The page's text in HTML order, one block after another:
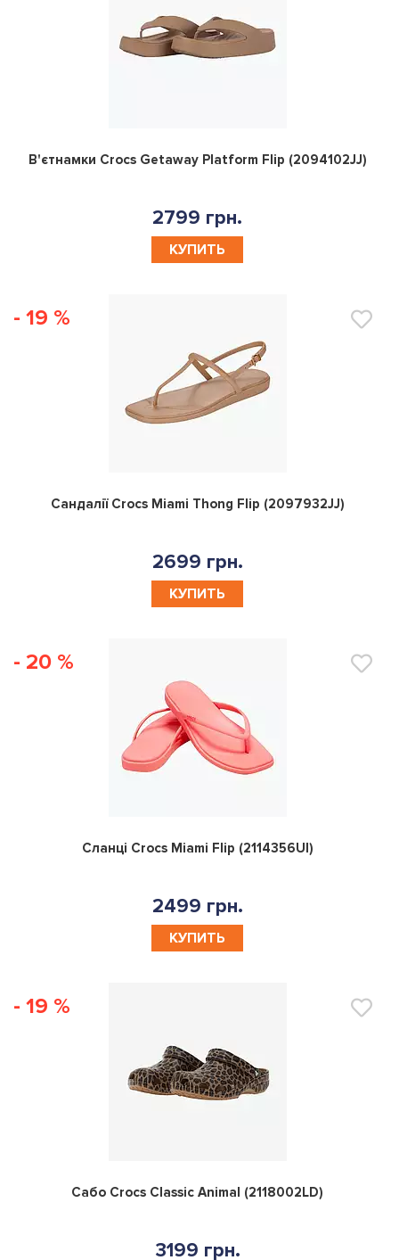
0
В'єтнамки Crocs Getaway Platform Flip (2094102JJ)
2799 грн.
КУПИТЬ
- 19 %
0
Сандалії Crocs Miami Thong Flip (2097932JJ)
2699 грн.
КУПИТЬ
- 20 %
0
Сланці Crocs Miami Flip (2114356UI)
2499 грн.
КУПИТЬ
- 19 %
0
Сабо Crocs Classic Animal (2118002LD)
3199 грн.